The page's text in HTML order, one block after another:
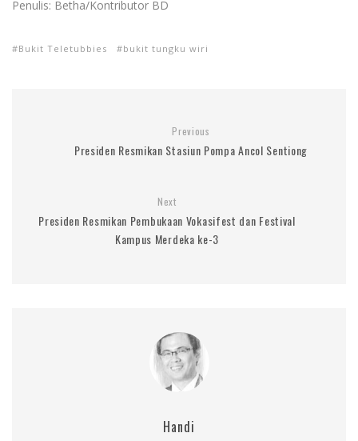
Penulis: Betha/Kontributor BD
Bukit Teletubbies bukit tungku wiri
Previous
Presiden Resmikan Stasiun Pompa Ancol Sentiong
Next
Presiden Resmikan Pembukaan Vokasifest dan Festival
Kampus Merdeka ke-3
Handi